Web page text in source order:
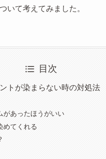
いて考えてみました。
目次
トが染まらない時の対処法
があったほうがいい
めてくれる